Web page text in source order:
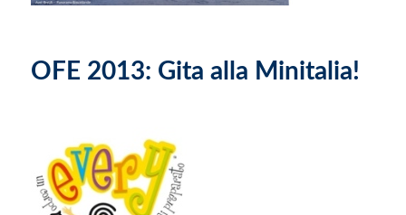
OFE 2013: Gita alla Minitalia!